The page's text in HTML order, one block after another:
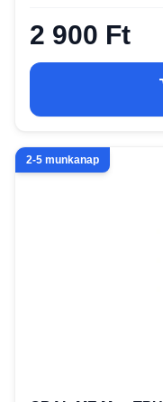
2 900 Ft
2-5 munkanap